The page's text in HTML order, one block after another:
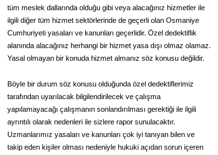
tüm meslek dallarında olduğu gibi veya alacağınız hizmetler ile
ilgili diğer tüm hizmet sektörlerinde de geçerli olan Osmaniye
Cumhuriyeti yasaları ve kanunları geçerlidir. Özel dedektiflik
alanında alacağınız herhangi bir hizmet yasa dışı olmaz olamaz.
Yasal olmayan bir konuda hizmet almanız söz konusu değildir.
Böyle bir durum söz konusu olduğunda özel dedektiflerimiz
tarafından uyarılacak bilgilendirilecek ve çalışma
yapılamayacağı çalışmanın sonlandırılması gerektiği ile ilgili
ayrıntılı olarak nedenleri ile sizlere rapor sunulacaktır.
Uzmanlarımız yasaları ve kanunları çok iyi tanıyan bilen ve
takip eden kişiler olması nedeniyle hukuki açıdan sorun içeren